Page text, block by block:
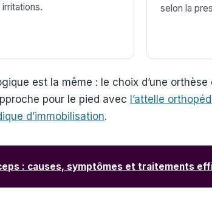
irritations.
selon la
est la même : le choix d’une orthèse
pour le pied avec l’attelle
d’immobilisation.
: causes, symptômes et traitements